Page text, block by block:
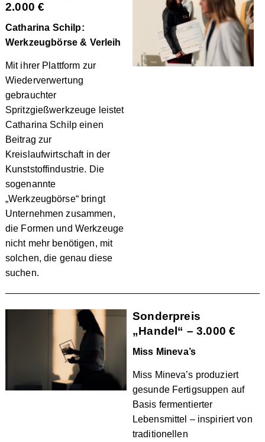
2.000 €
Catharina Schilp:
Werkzeugbörse & Verleih
Mit ihrer Plattform zur
Wiederverwertung
gebrauchter
Spritzgießwerkzeuge leistet
Catharina Schilp einen
Beitrag zur
Kreislaufwirtschaft in der
Kunststoffindustrie. Die
sogenannte
„Werkzeugbörse“ bringt
Unternehmen zusammen,
die Formen und Werkzeuge
nicht mehr benötigen, mit
solchen, die genau diese
suchen.
Sonderpreis
„Handel“ – 3.000 €
Miss Mineva’s
Miss Mineva’s produziert
gesunde Fertigsuppen auf
Basis fermentierter
Lebensmittel – inspiriert von
traditionellen